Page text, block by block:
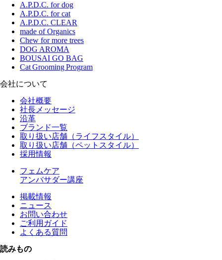
A.P.D.C. for dog
A.P.D.C. for cat
A.P.D.C. CLEAR
made of Organics
Chew for more trees
DOG AROMA
BOUSAI GO BAG
Cat Grooming Program
会社について
会社概要
社長メッセージ
沿革
ブランド一覧
取り扱い店舗（ライフスタイル）
取り扱い店舗（ペットスタイル）
採用情報
フェムケア
アンバサダー講座
掲載情報
ニュース
お問い合わせ
ご利用ガイド
よくある質問
読みもの